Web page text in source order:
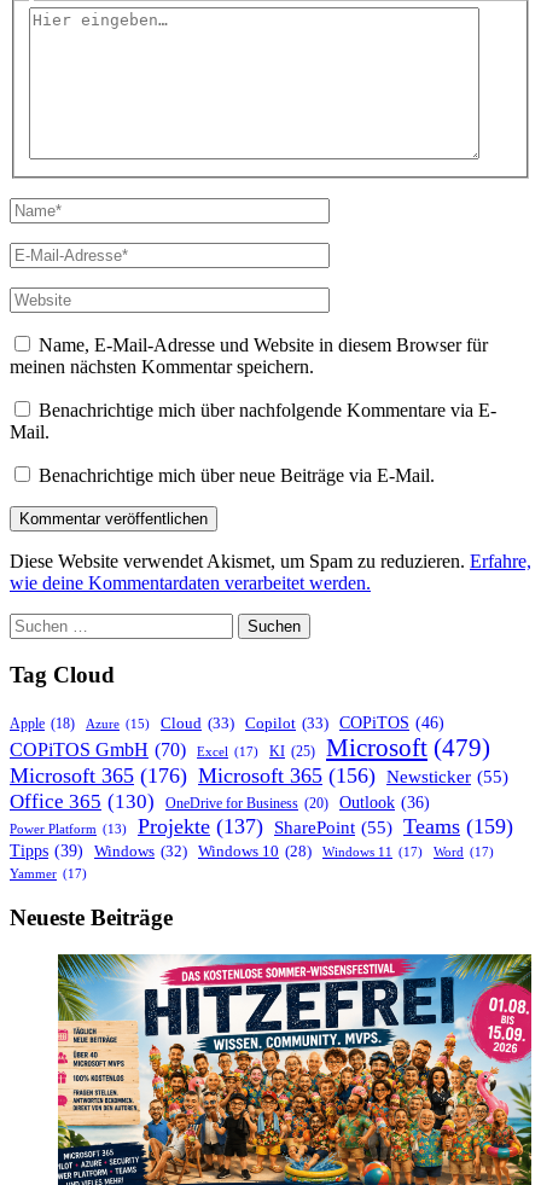
Hier
Name*
E-
Mail-
Adresse*
Website
Name, E-Mail-Adresse und Website in diesem Browser für
meinen nächsten Kommentar speichern.
Benachrichtige mich über nachfolgende Kommentare via E-
Mail.
Benachrichtige mich über neue Beiträge via E-Mail.
Diese Website verwendet Akismet, um Spam zu reduzieren. Erfahre,
wie deine Kommentardaten verarbeitet werden.
Suchen
nach:
Tag Cloud
Apple (18) Azure (15) Cloud (33) Copilot (33) COPiTOS (46)
COPiTOS GmbH (70) Excel (17) KI (25) Microsoft (479)
Microsoft 365 (176) Microsoft 365 (156) Newsticker (55)
Office 365 (130) OneDrive for Business (20) Outlook (36)
Power Platform (13) Projekte (137) SharePoint (55) Teams (159)
Tipps (39) Windows (32) Windows 10 (28) Windows 11 (17) Word (17)
Yammer (17)
Neueste Beiträge